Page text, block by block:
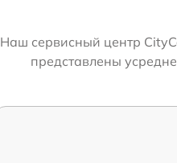
Наш сервисный центр
представлены